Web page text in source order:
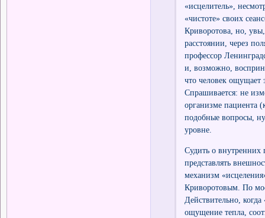
«исцелитель»,
«чистоте» своих
Криворотова, но,
расстоянии, через
профессор
и, возможно,
что человек ощущает
Спрашивается: не
организме пациента
подобные вопросы,
уровне.
Судить о внутренних
представлять
механизм
Криворотовым. По
Действительно,
ощущение тепла,